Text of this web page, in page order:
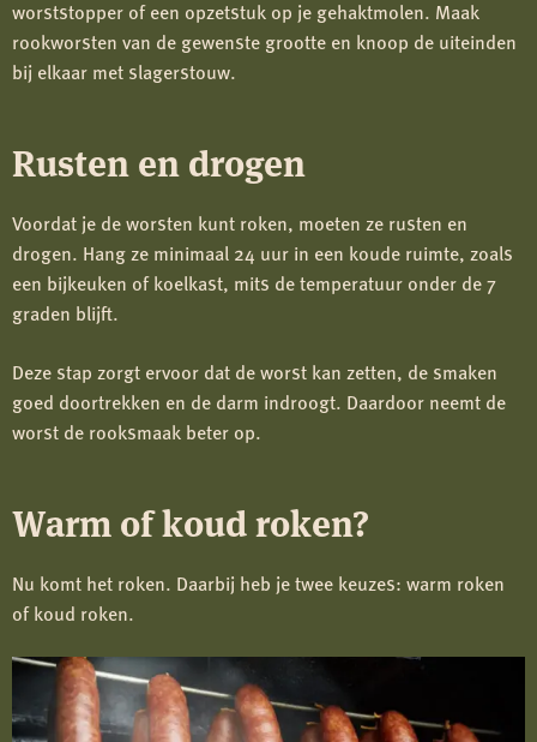
worststopper of een opzetstuk op je gehaktmolen. Maak
rookworsten van de gewenste grootte en knoop de uiteinden
bij elkaar met slagerstouw.
Rusten en drogen
Voordat je de worsten kunt roken, moeten ze rusten en
drogen. Hang ze minimaal 24 uur in een koude ruimte, zoals
een bijkeuken of koelkast, mits de temperatuur onder de 7
graden blijft.
Deze stap zorgt ervoor dat de worst kan zetten, de smaken
goed doortrekken en de darm indroogt. Daardoor neemt de
worst de rooksmaak beter op.
Warm of koud roken?
Nu komt het roken. Daarbij heb je twee keuzes: warm roken
of koud roken.